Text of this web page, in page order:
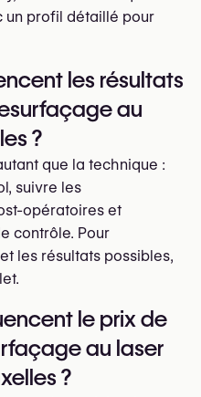
un profil détaillé pour
les résultats
au
?
que la technique :
suivre les
opératoires et
contrôle. Pour
les résultats possibles,
le prix de
au laser
?